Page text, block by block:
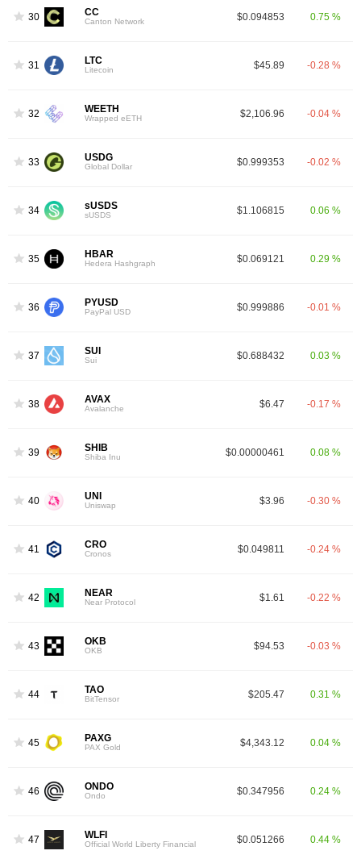
30 CC
Canton Network $0.094853 0.75 %
31 LTC
Litecoin $45.89 -0.28 %
32 WEETH
Wrapped eETH $2,106.96 -0.04 %
33 USDG
Global Dollar $0.999353 -0.02 %
34 sUSDS
sUSDS $1.106815 0.06 %
35 HBAR
Hedera Hashgraph $0.069121 0.29 %
36 PYUSD
PayPal USD $0.999886 -0.01 %
37 SUI
Sui $0.688432 0.03 %
38 AVAX
Avalanche $6.47 -0.17 %
39 SHIB
Shiba Inu $0.00000461 0.08 %
40 UNI
Uniswap $3.96 -0.30 %
41 CRO
Cronos $0.049811 -0.24 %
42 NEAR
Near Protocol $1.61 -0.22 %
43 OKB
OKB $94.53 -0.03 %
44 TAO
BitTensor $205.47 0.31 %
45 PAXG
PAX Gold $4,343.12 0.04 %
46 ONDO
Ondo $0.347956 0.24 %
47 WLFI
Official World Liberty Financial $0.051266 0.44 %